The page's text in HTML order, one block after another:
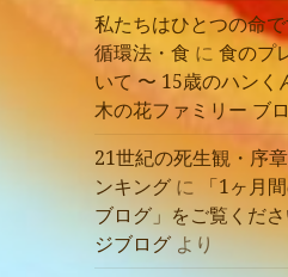
私たちはひとつの命
循環法・食 に食のプ
いて 〜 15歳のハンく
木の花ファミリー ブ
21世紀の死生観・序
ンキング に
「1ヶ月
ブログ」をご覧くださ
ジブログより